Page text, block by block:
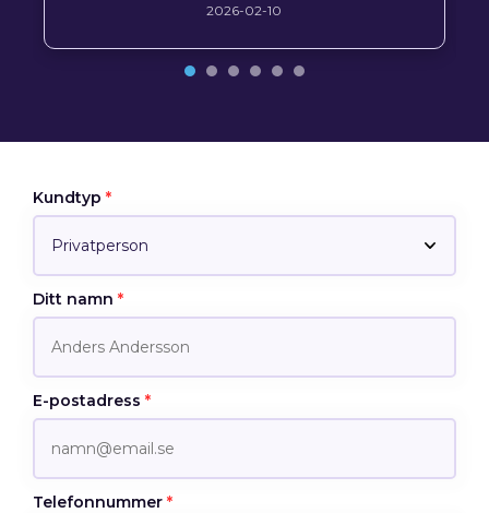
2026-02-10
Kundtyp *
Ditt namn *
E-postadress *
Telefonnummer *